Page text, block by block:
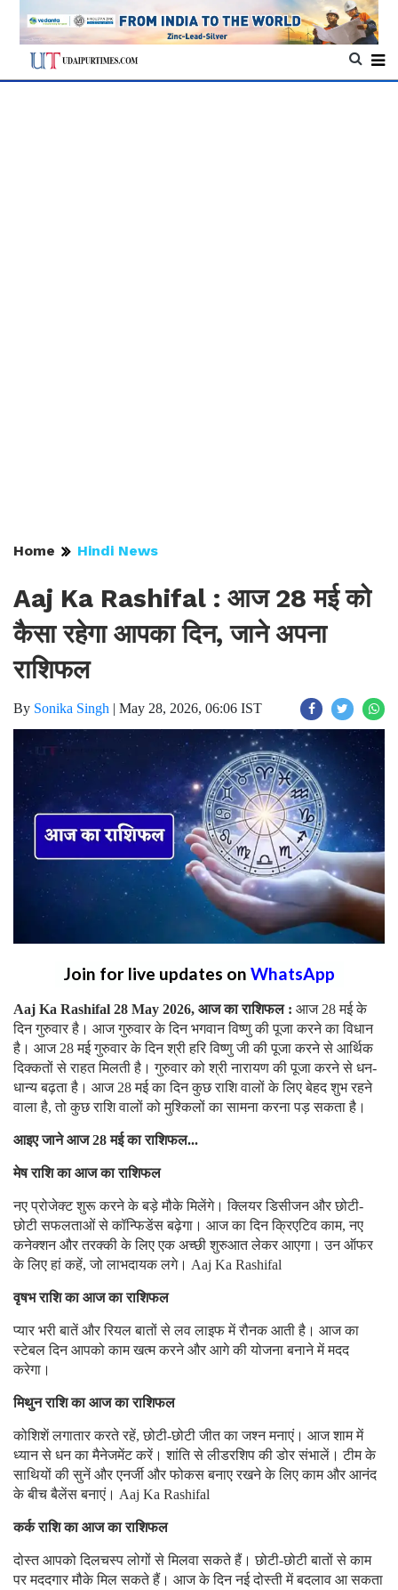
Home Hindi News
Aaj Ka Rashifal : आज 28 मई को
कैसा रहेगा आपका दिन, जाने अपना
राशिफल
By Sonika Singh | May 28, 2026, 06:06 IST
Join for live updates on WhatsApp
Aaj Ka Rashifal 28 May 2026, आज का राशिफल : आज 28 मई के
दिन गुरुवार है। आज गुरुवार के दिन भगवान विष्णु की पूजा करने का विधान
है। आज 28 मई गुरुवार के दिन श्री हरि विष्णु जी की पूजा करने से आर्थिक
दिक्कतों से राहत मिलती है। गुरुवार को श्री नारायण की पूजा करने से धन-
धान्य बढ़ता है। आज 28 मई का दिन कुछ राशि वालों के लिए बेहद शुभ रहने
वाला है, तो कुछ राशि वालों को मुश्किलों का सामना करना पड़ सकता है।
आइए जाने आज 28 मई का राशिफल...
मेष राशि का आज का राशिफल
नए प्रोजेक्ट शुरू करने के बड़े मौके मिलेंगे। क्लियर डिसीजन और छोटी-
छोटी सफलताओं से कॉन्फिडेंस बढ़ेगा। आज का दिन क्रिएटिव काम, नए
कनेक्शन और तरक्की के लिए एक अच्छी शुरुआत लेकर आएगा। उन ऑफर
के लिए हां कहें, जो लाभदायक लगे। Aaj Ka Rashifal
वृषभ राशि का आज का राशिफल
प्यार भरी बातें और रियल बातों से लव लाइफ में रौनक आती है। आज का
स्टेबल दिन आपको काम खत्म करने और आगे की योजना बनाने में मदद
करेगा।
मिथुन राशि का आज का राशिफल
कोशिशें लगातार करते रहें, छोटी-छोटी जीत का जश्न मनाएं। आज शाम में
ध्यान से धन का मैनेजमेंट करें। शांति से लीडरशिप की डोर संभालें। टीम के
साथियों की सुनें और एनर्जी और फोकस बनाए रखने के लिए काम और आनंद
के बीच बैलेंस बनाएं। Aaj Ka Rashifal
कर्क राशि का आज का राशिफल
दोस्त आपको दिलचस्प लोगों से मिलवा सकते हैं। छोटी-छोटी बातों से काम
पर मददगार मौके मिल सकते हैं। आज के दिन नई दोस्ती में बदलाव आ सकता